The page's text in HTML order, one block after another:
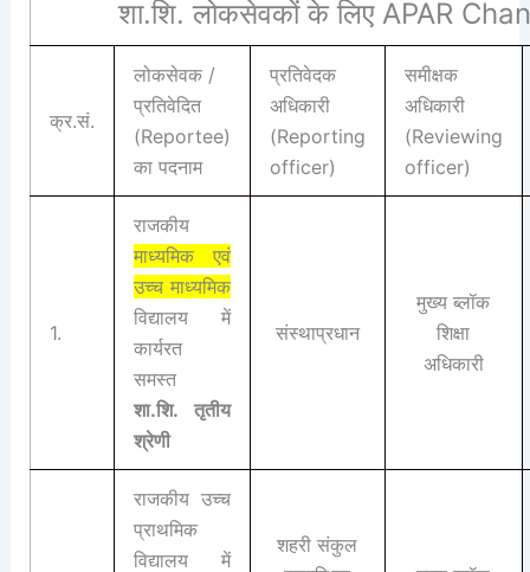
शा.शि. लोकसेवकों के लिए APAR
क्र.सं.
लोकसेवक /
प्रतिवेदित
(Reportee)
का पदनाम
प्रतिवेदक
अधिकारी
(Reporting
officer)
समीक्षक
अधिकारी
(Reviewing
officer)
1.
राजकीय
माध्यमिक एवं
उच्च माध्यमिक
विद्यालय में
कार्यरत
समस्त
शा.शि. तृतीय
श्रेणी
संस्थाप्रधान
मुख्य ब्लॉक
शिक्षा
अधिकारी
राजकीय उच्च
प्राथमिक
विद्यालय में
शहरी संकुल